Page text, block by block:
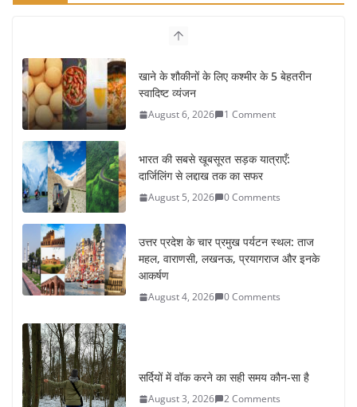
खाने के शौकीनों के लिए कश्मीर के 5 बेहतरीन
स्वादिष्ट व्यंजन
August 6, 2026 1 Comment
भारत की सबसे खूबसूरत सड़क यात्राएँ:
दार्जिलिंग से लद्दाख तक का सफर
August 5, 2026 0 Comments
उत्तर प्रदेश के चार प्रमुख पर्यटन स्थल: ताज
महल, वाराणसी, लखनऊ, प्रयागराज और इनके
आकर्षण
August 4, 2026 0 Comments
सर्दियों में वॉक करने का सही समय कौन-सा है
August 3, 2026 2 Comments